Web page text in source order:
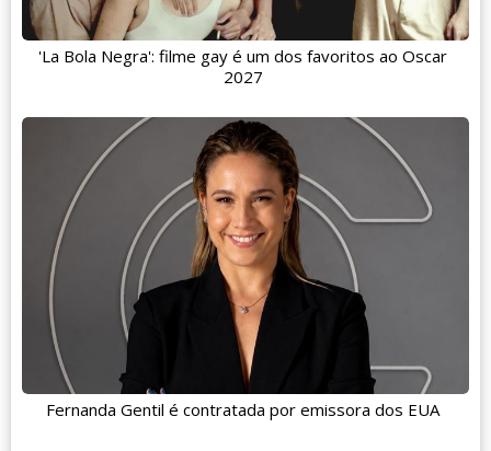
'La Bola Negra': filme gay é um dos favoritos ao Oscar
2027
Fernanda Gentil é contratada por emissora dos EUA